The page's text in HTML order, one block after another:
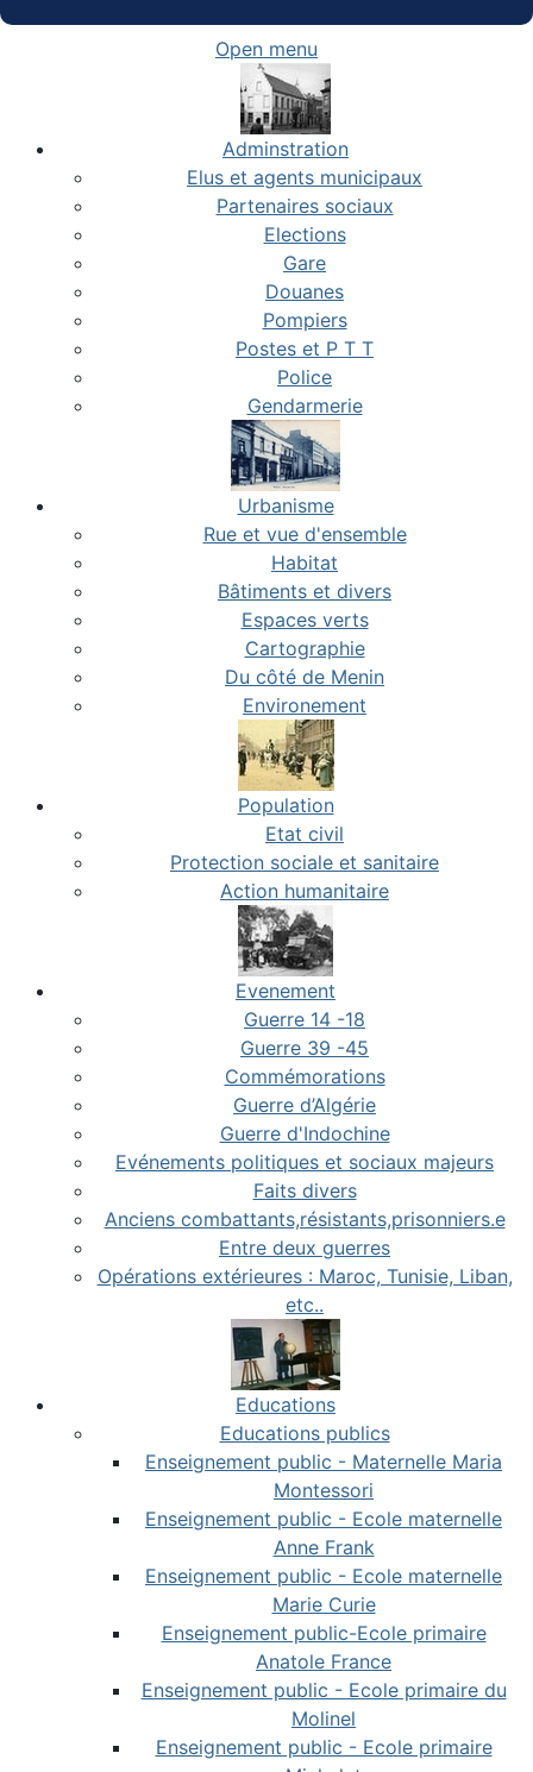
Open menu
Adminstration
Elus et agents municipaux
Partenaires sociaux
Elections
Gare
Douanes
Pompiers
Postes et P T T
Police
Gendarmerie
Urbanisme
Rue et vue d'ensemble
Habitat
Bâtiments et divers
Espaces verts
Cartographie
Du côté de Menin
Environement
Population
Etat civil
Protection sociale et sanitaire
Action humanitaire
Evenement
Guerre 14 -18
Guerre 39 -45
Commémorations
Guerre d’Algérie
Guerre d'Indochine
Evénements politiques et sociaux majeurs
Faits divers
Anciens combattants,résistants,prisonniers.e
Entre deux guerres
Opérations extérieures : Maroc, Tunisie, Liban,
etc..
Educations
Educations publics
Enseignement public - Maternelle Maria
Montessori
Enseignement public - Ecole maternelle
Anne Frank
Enseignement public - Ecole maternelle
Marie Curie
Enseignement public-Ecole primaire
Anatole France
Enseignement public - Ecole primaire du
Molinel
Enseignement public - Ecole primaire